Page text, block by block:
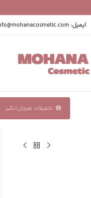
ایمیل:
تخفیفات هیجان‌انگیز